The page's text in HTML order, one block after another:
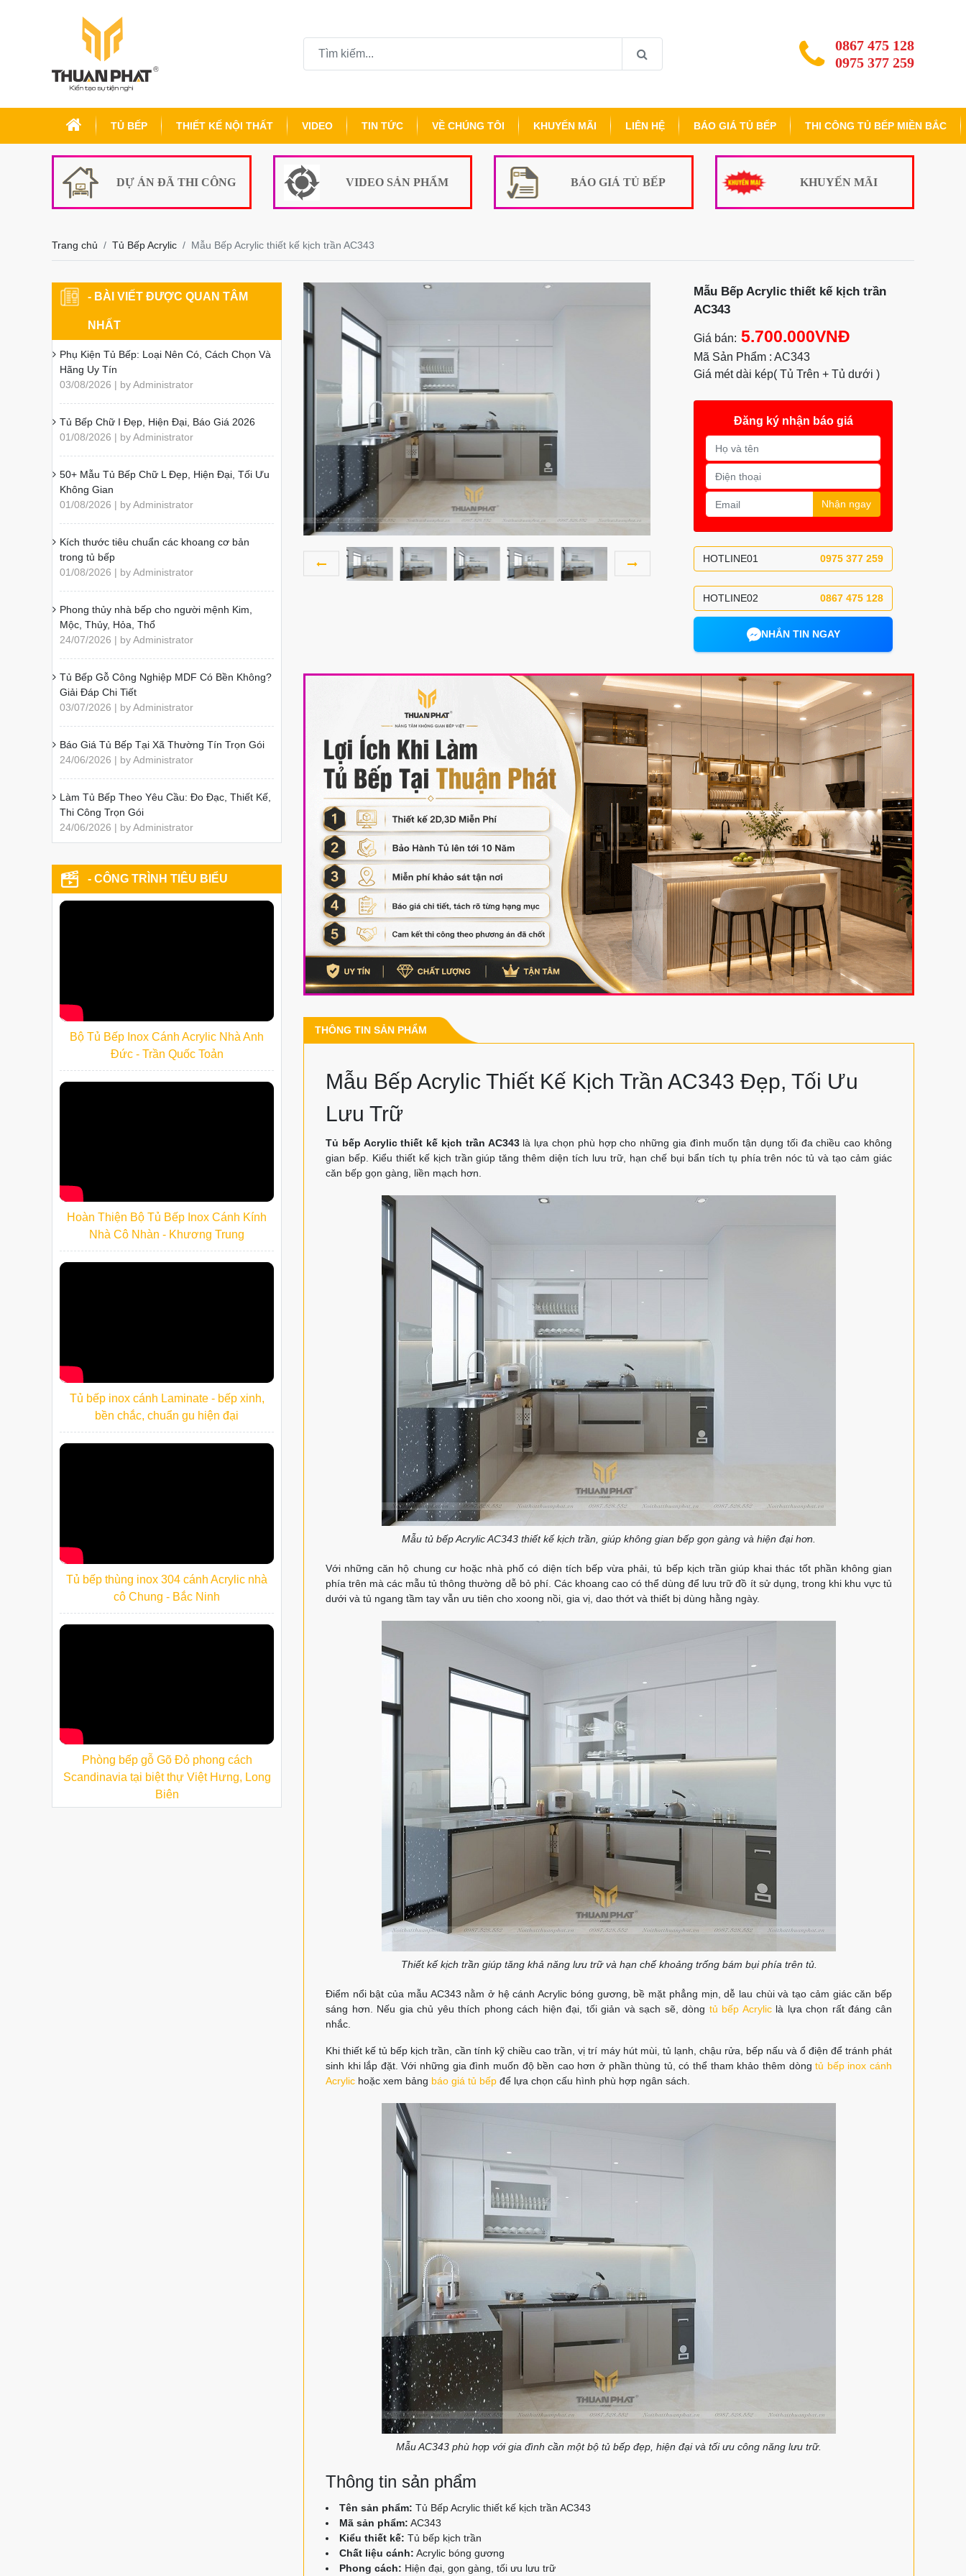
0867 475 128
0975 377 259
TỦ BẾP THIẾT KẾ NỘI THẤT VIDEO TIN TỨC VỀ CHÚNG TÔI KHUYẾN MÃI LIÊN HỆ BÁO GIÁ TỦ BẾP THI CÔNG TỦ BẾP MIỀN BẮC
DỰ ÁN ĐÃ THI CÔNG VIDEO SẢN PHẨM BÁO GIÁ TỦ BẾP KHUYẾN MÃI
Trang chủ Tủ Bếp Acrylic Mẫu Bếp Acrylic thiết kế kịch trần AC343
Mẫu Bếp Acrylic thiết kế kịch trần
AC343
Giá bán: 5.700.000VNĐ
Mã Sản Phẩm : AC343
Giá mét dài kép( Tủ Trên + Tủ dưới )
Đăng ký nhận báo giá
Nhận ngay
HOTLINE01 0975 377 259
HOTLINE02 0867 475 128
NHẮN TIN NGAY
THÔNG TIN SẢN PHẨM
Mẫu Bếp Acrylic Thiết Kế Kịch Trần AC343 Đẹp, Tối Ưu
Lưu Trữ
Tủ bếp Acrylic thiết kế kịch trần AC343là lựa chọn phù hợp cho những gia đình muốn tận dụng tối đa chiều cao không
gian bếp. Kiểu thiết kế kịch trần giúp tăng thêm diện tích lưu trữ, hạn chế bụi bẩn tích tụ phía trên nóc tủ và tạo cảm giác
căn bếp gọn gàng, liền mạch hơn.
Mẫu tủ bếp Acrylic AC343 thiết kế kịch trần, giúp không gian bếp gọn gàng và hiện đại hơn.
Với những căn hộ chung cư hoặc nhà phố có diện tích bếp vừa phải, tủ bếp kịch trần giúp khai thác tốt phần không gian
phía trên mà các mẫu tủ thông thường dễ bỏ phí. Các khoang cao có thể dùng để lưu trữ đồ ít sử dụng, trong khi khu vực tủ
dưới và tủ ngang tầm tay vẫn ưu tiên cho xoong nồi, gia vị, dao thớt và thiết bị dùng hằng ngày.
Thiết kế kịch trần giúp tăng khả năng lưu trữ và hạn chế khoảng trống bám bụi phía trên tủ.
Điểm nổi bật của mẫu AC343 nằm ở hệ cánh Acrylic bóng gương, bề mặt phẳng mịn, dễ lau chùi và tạo cảm giác căn bếp
sáng hơn. Nếu gia chủ yêu thích phong cách hiện đại, tối giản và sạch sẽ, dòng tủ bếp Acryliclà lựa chọn rất đáng cân
nhắc.
Khi thiết kế tủ bếp kịch trần, cần tính kỹ chiều cao trần, vị trí máy hút mùi, tủ lạnh, chậu rửa, bếp nấu và ổ điện để tránh phát
sinh khi lắp đặt. Với những gia đình muốn độ bền cao hơn ở phần thùng tủ, có thể tham khảo thêm dòngtủ bếp inox cánh
Acrylic hoặc xem bảng báo giá tủ bếp để lựa chọn cấu hình phù hợp ngân sách.
Mẫu AC343 phù hợp với gia đình cần một bộ tủ bếp đẹp, hiện đại và tối ưu công năng lưu trữ.
Thông tin sản phẩm
Tên sản phẩm: Tủ Bếp Acrylic thiết kế kịch trần AC343
Mã sản phẩm: AC343
Kiểu thiết kế: Tủ bếp kịch trần
Chất liệu cánh: Acrylic bóng gương
Phong cách: Hiện đại, gọn gàng, tối ưu lưu trữ
- BÀI VIẾT ĐƯỢC QUAN TÂM
NHẤT
Phụ Kiện Tủ Bếp: Loại Nên Có, Cách Chọn Và
Hãng Uy Tín
03/08/2026 | by Administrator
Tủ Bếp Chữ I Đẹp, Hiện Đại, Báo Giá 2026
01/08/2026 | by Administrator
50+ Mẫu Tủ Bếp Chữ L Đẹp, Hiện Đại, Tối Ưu
Không Gian
01/08/2026 | by Administrator
Kích thước tiêu chuẩn các khoang cơ bản
trong tủ bếp
01/08/2026 | by Administrator
Phong thủy nhà bếp cho người mệnh Kim,
Mộc, Thủy, Hỏa, Thổ
24/07/2026 | by Administrator
Tủ Bếp Gỗ Công Nghiệp MDF Có Bền Không?
Giải Đáp Chi Tiết
03/07/2026 | by Administrator
Báo Giá Tủ Bếp Tại Xã Thường Tín Trọn Gói
24/06/2026 | by Administrator
Làm Tủ Bếp Theo Yêu Cầu: Đo Đạc, Thiết Kế,
Thi Công Trọn Gói
24/06/2026 | by Administrator
- CÔNG TRÌNH TIÊU BIỂU
Bộ Tủ Bếp Inox Cánh Acrylic Nhà Anh
Đức - Trần Quốc Toản
Hoàn Thiện Bộ Tủ Bếp Inox Cánh Kính
Nhà Cô Nhàn - Khương Trung
Tủ bếp inox cánh Laminate - bếp xinh,
bền chắc, chuẩn gu hiện đại
Tủ bếp thùng inox 304 cánh Acrylic nhà
cô Chung - Bắc Ninh
Phòng bếp gỗ Gõ Đỏ phong cách
Scandinavia tại biệt thự Việt Hưng, Long
Biên